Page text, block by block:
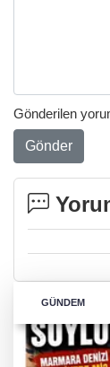
Gönderilen
Gönder
GÜNDEM